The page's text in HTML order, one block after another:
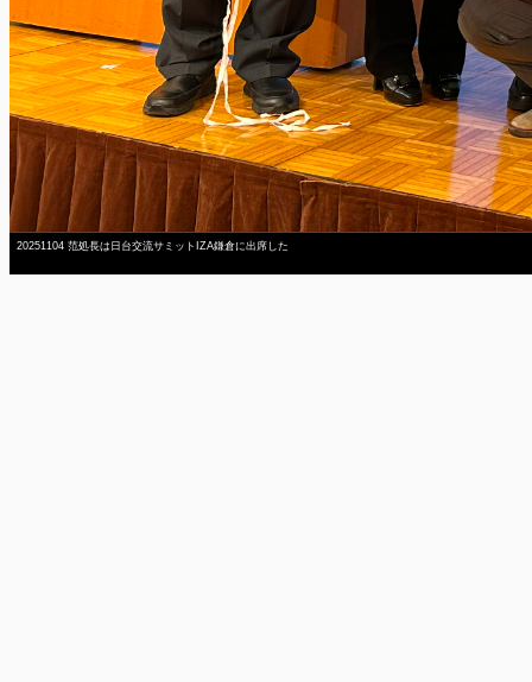
20251104 范処長は日台交流サミットIZA鎌倉に出席した